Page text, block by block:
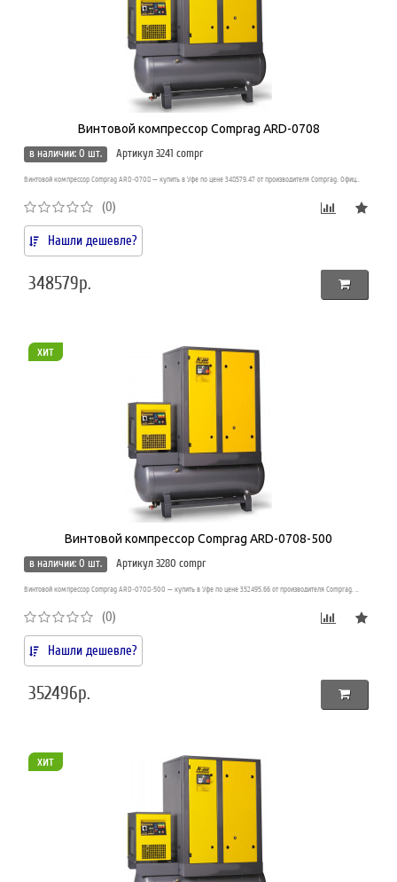
Винтовой компрессор Comprag ARD-0708
в наличии: 0 шт.
Артикул 3241 compr
Винтовой компрессор Comprag ARD-0708 — купить в Уфе по цене 348579.47 от производителя Comprag. Офиц..
(0)
Нашли дешевле?
348579р.
хит
Винтовой компрессор Comprag ARD-0708-500
в наличии: 0 шт.
Артикул 3280 compr
Винтовой компрессор Comprag ARD-0708-500 — купить в Уфе по цене 352495.66 от производителя Comprag. ..
(0)
Нашли дешевле?
352496р.
хит